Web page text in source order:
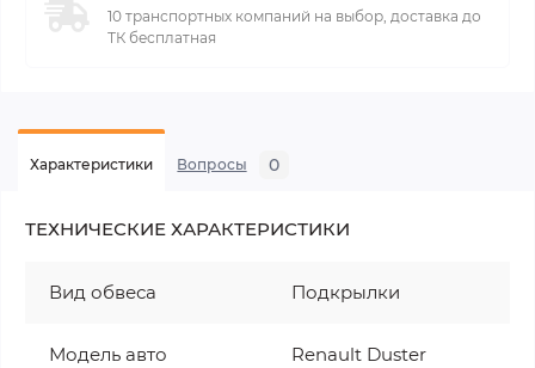
10 транспортных компаний на выбор, доставка до
ТК бесплатная
Характеристики Вопросы 0
ТЕХНИЧЕСКИЕ ХАРАКТЕРИСТИКИ
Вид обвеса Подкрылки
Модель авто Renault Duster